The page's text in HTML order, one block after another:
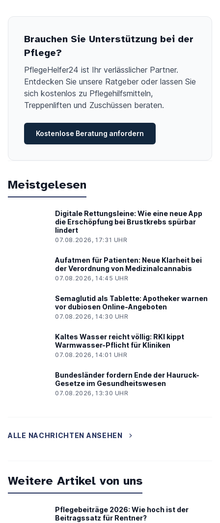
Brauchen Sie Unterstützung bei der
Pflege?
PflegeHelfer24 ist Ihr verlässlicher Partner.
Entdecken Sie unsere Ratgeber oder lassen Sie
sich kostenlos zu Pflegehilfsmitteln,
Treppenliften und Zuschüssen beraten.
Kostenlose Beratung anfordern
Meistgelesen
Digitale Rettungsleine: Wie eine neue App
die Erschöpfung bei Brustkrebs spürbar
lindert
07.08.2026, 17:31 UHR
Aufatmen für Patienten: Neue Klarheit bei
der Verordnung von Medizinalcannabis
07.08.2026, 14:45 UHR
Semaglutid als Tablette: Apotheker warnen
vor dubiosen Online-Angeboten
07.08.2026, 14:30 UHR
Kaltes Wasser reicht völlig: RKI kippt
Warmwasser-Pflicht für Kliniken
07.08.2026, 14:01 UHR
Bundesländer fordern Ende der Hauruck-
Gesetze im Gesundheitswesen
07.08.2026, 13:30 UHR
ALLE NACHRICHTEN ANSEHEN
Weitere Artikel von uns
Pflegebeiträge 2026: Wie hoch ist der
Beitragssatz für Rentner?